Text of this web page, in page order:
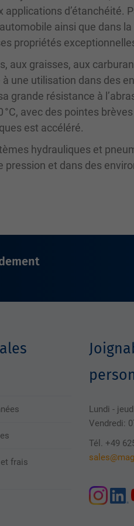
d’étanchéité.
ainsi que dans
propriétés
aux graisses, aux
une utilisation dans des
grande résistance à
avec des pointes brèves
est accéléré.
hydrauliques et
et dans des
frais
Lundi -
Vendredi:
Tél. +49